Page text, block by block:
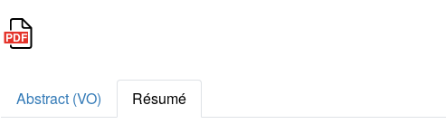
Abstract (VO)
Résumé